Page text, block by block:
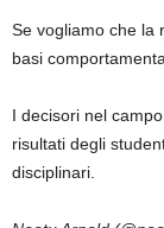
Se vogliamo che la
basi
I decisori nel
risultati degli
disciplinari.